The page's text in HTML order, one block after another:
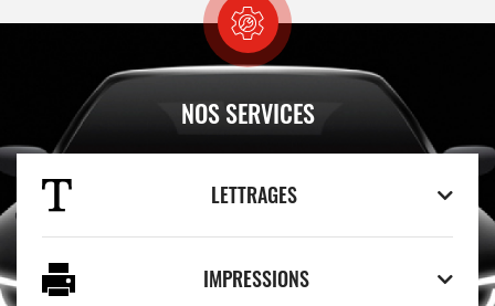
NOS SERVICES
LETTRAGES
IMPRESSIONS